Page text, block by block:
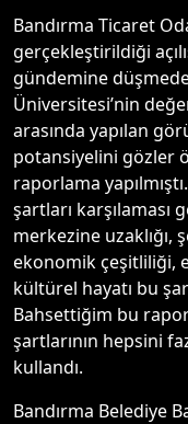
Bandırma Ticaret
gerçekleştirildiği
gündemine
Üniversitesi’nin
arasında yapılan
potansiyelini gözler
raporlama
şartları karşılaması
merkezine uzaklığı,
ekonomik çeşitliliği,
kültürel hayatı bu
Bahsettiğim bu
şartlarının hepsini
kullandı.
Bandırma Belediye